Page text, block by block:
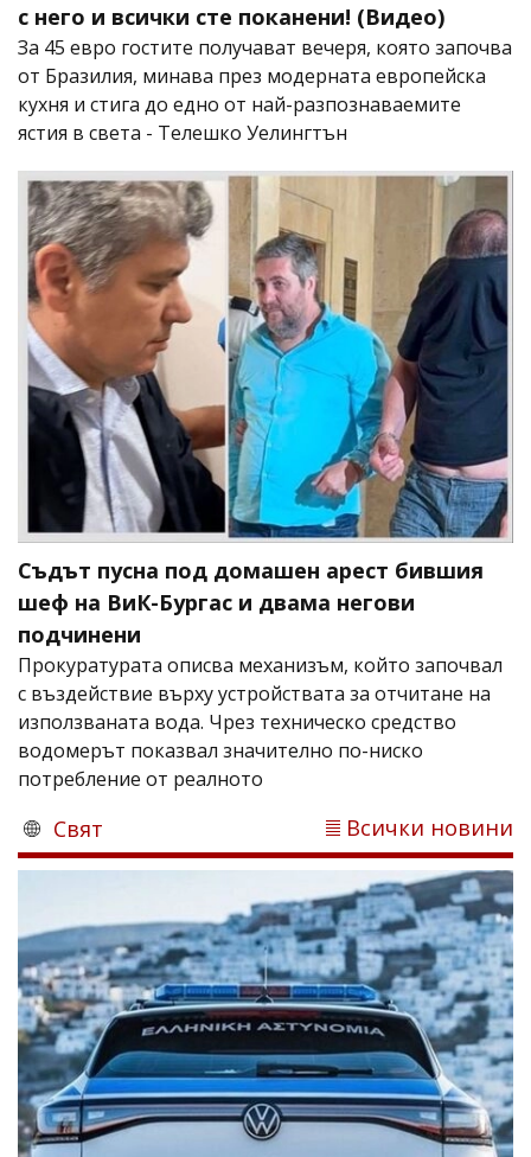
с него и всички сте поканени! (Видео)
За 45 евро гостите получават вечеря, която започва
от Бразилия, минава през модерната европейска
кухня и стига до едно от най-разпознаваемите
ястия в света - Телешко Уелингтън
Съдът пусна под домашен арест бившия
шеф на ВиК-Бургас и двама негови
подчинени
Прокуратурата описва механизъм, който започвал
с въздействие върху устройствата за отчитане на
използваната вода. Чрез техническо средство
водомерът показвал значително по-ниско
потребление от реалното
Свят Всички новини